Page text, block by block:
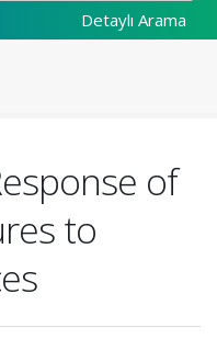
Detaylı Arama
of
to